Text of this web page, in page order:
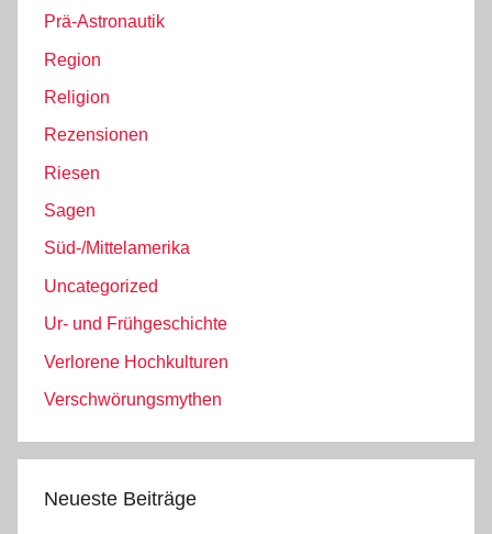
Prä-Astronautik
Region
Religion
Rezensionen
Riesen
Sagen
Süd-/Mittelamerika
Uncategorized
Ur- und Frühgeschichte
Verlorene Hochkulturen
Verschwörungsmythen
Neueste Beiträge